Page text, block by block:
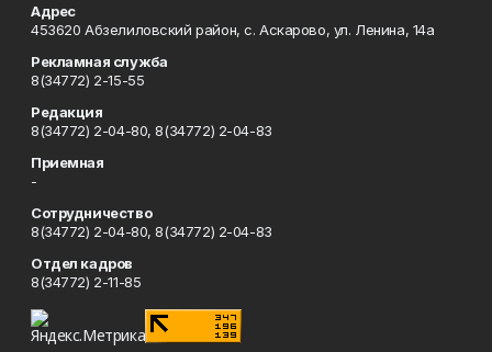
Адрес
453620 Абзелиловский район, с. Аскарово, ул. Ленина, 14а
Рекламная служба
8(34772) 2-15-55
Редакция
8(34772) 2-04-80, 8(34772) 2-04-83
Приемная
-
Сотрудничество
8(34772) 2-04-80, 8(34772) 2-04-83
Отдел кадров
8(34772) 2-11-85